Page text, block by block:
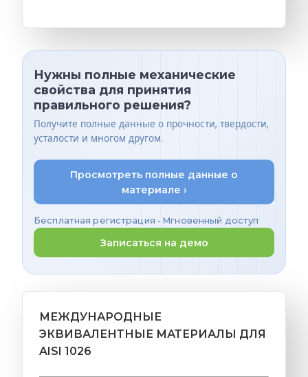
Нужны полные механические
свойства для принятия
правильного решения?
Получите полные данные о прочности, твердости,
усталости и многом другом.
Просмотреть полные данные о
материале ›
Бесплатная регистрация • Мгновенный доступ
Записаться на демо
МЕЖДУНАРОДНЫЕ
ЭКВИВАЛЕНТНЫЕ МАТЕРИАЛЫ ДЛЯ
AISI 1026